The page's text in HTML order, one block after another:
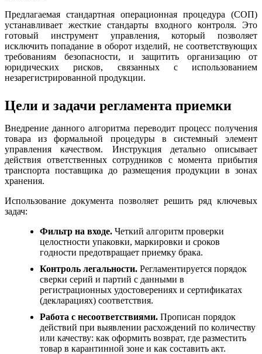
Предлагаемая стандартная операционная процедура (СОП)
устанавливает жесткие стандарты входного контроля. Это
готовый инструмент управления, который позволяет
исключить попадание в оборот изделий, не соответствующих
требованиям безопасности, и защитить организацию от
юридических рисков, связанных с использованием
незарегистрированной продукции.
Цели и задачи регламента приемки
Внедрение данного алгоритма переводит процесс получения
товара из формальной процедуры в системный элемент
управления качеством. Инструкция детально описывает
действия ответственных сотрудников с момента прибытия
транспорта поставщика до размещения продукции в зонах
хранения.
Использование документа позволяет решить ряд ключевых
задач:
Фильтр на входе. Четкий алгоритм проверки
целостности упаковки, маркировки и сроков
годности предотвращает приемку брака.
Контроль легальности. Регламентируется порядок
сверки серий и партий с данными в
регистрационных удостоверениях и сертификатах
(декларациях) соответствия.
Работа с несоответствиями. Прописан порядок
действий при выявлении расхождений по количеству
или качеству: как оформить возврат, где разместить
товар в карантинной зоне и как составить акт.